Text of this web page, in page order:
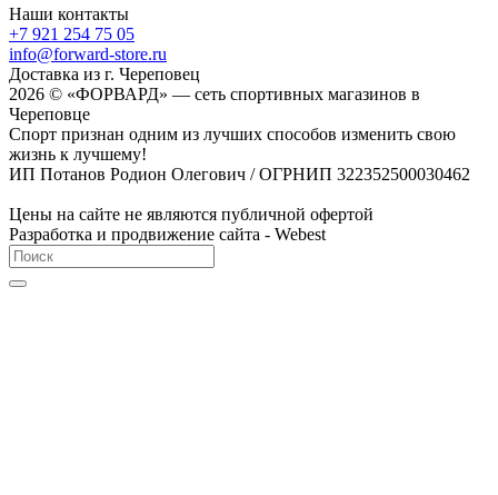
Наши контакты
+7 921 254 75 05
info@forward-store.ru
Доставка из г. Череповец
2026 © «ФОРВАРД» — сеть спортивных магазинов в
Череповце
Спорт признан одним из лучших способов изменить свою
жизнь к лучшему!
ИП Потанов Родион Олегович / ОГРНИП 322352500030462
Цены на сайте не являются публичной офертой
Разработка и продвижение сайта - Webest